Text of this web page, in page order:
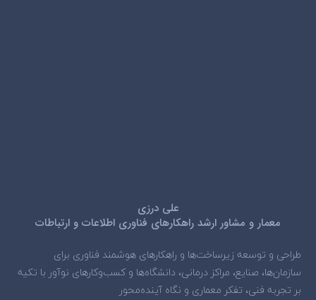
علی درزی
معمار و مشاور ارشد راهکارهای فناوری اطلاعات و ارتباطات
طراحی و توسعه زیرساخت‌ها و راهکارهای هوشمند فناوری برای
سازمان‌ها، صنایع، مراکز درمانی، دانشگاه‌ها و کسب‌وکارهای نوآور با تکیه
بر تجربه فنی، تفکر معماری و نگاه آینده‌محور